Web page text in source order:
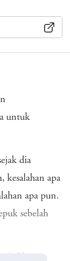
untuk
dia
apa
apa pun.
sebelah